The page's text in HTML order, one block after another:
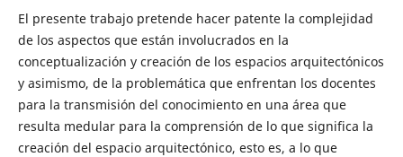
El presente trabajo pretende hacer patente la complejidad
de los aspectos que están involucrados en la
conceptualización y creación de los espacios arquitectónicos
y asimismo, de la problemática que enfrentan los docentes
para la transmisión del conocimiento en una área que
resulta medular para la comprensión de lo que significa la
creación del espacio arquitectónico, esto es, a lo que